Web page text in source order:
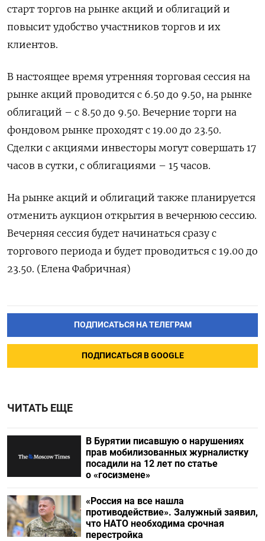
старт торгов на рынке акций и облигаций и
повысит удобство участников торгов и их
клиентов.
В настоящее время утренняя торговая сессия на
рынке акций проводится с 6.50 до 9.50, на рынке
облигаций – с 8.50 до 9.50. Вечерние торги на
фондовом рынке проходят с 19.00 до 23.50.
Сделки с акциями инвесторы могут совершать 17
часов в сутки, с облигациями – 15 часов.
На рынке акций и облигаций также планируется
отменить аукцион открытия в вечернюю сессию.
Вечерняя сессия будет начинаться сразу с
торгового периода и будет проводиться с 19.00 до
23.50. (Елена Фабричная)
ПОДПИСАТЬСЯ НА ТЕЛЕГРАМ
ПОДПИСАТЬСЯ В GOOGLE
ЧИТАТЬ ЕЩЕ
В Бурятии писавшую о нарушениях
прав мобилизованных журналистку
посадили на 12 лет по статье
о «госизмене»
«Россия на все нашла
противодействие». Залужный заявил,
что НАТО необходима срочная
перестройка